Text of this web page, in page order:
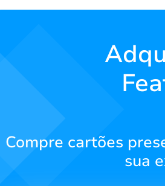
Compre cartões
sua